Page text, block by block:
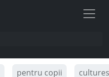
pentru copii